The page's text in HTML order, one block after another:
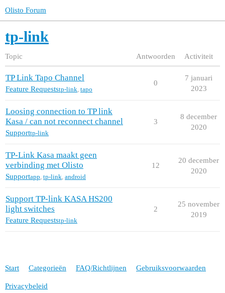
Olisto Forum
tp-link
Topic Antwoorden Activiteit
TP Link Tapo Channel
Feature Requeststp-link tapo
0
7 januari
2023
Loosing connection to TP link
Kasa / can not reconnect channel
Supporttp-link
3
8 december
2020
TP-Link Kasa maakt geen
verbinding met Olisto
Supportapp tp-link android
12
20 december
2020
Support TP-link KASA HS200
light switches
Feature Requeststp-link
2
25 november
2019
Start Categorieën FAQ/Richtlijnen Gebruiksvoorwaarden
Privacybeleid